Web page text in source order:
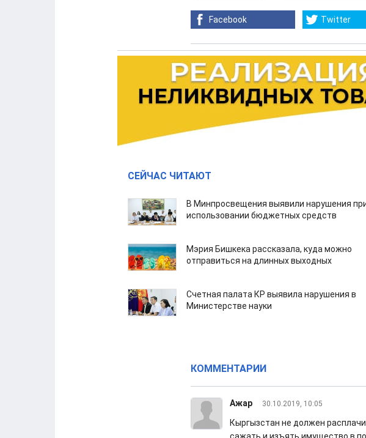
Facebook Twitter
СЕЙЧАС ЧИТАЮТ
В Минпросвещения выявили нарушения
использовании бюджетных средств
Мэрия Бишкека рассказала, куда можно
отправиться на длинных выходных
Счетная палата КР выявила нарушения в
Министерстве науки
КОММЕНТАРИИ
Ажар 30.10.2019, 10:05
Кыргызстан не должен